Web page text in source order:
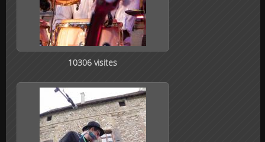
10306 visites